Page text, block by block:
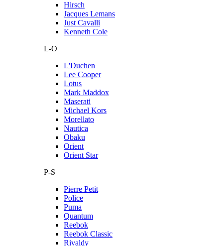
Hirsch
Jacques Lemans
Just Cavalli
Kenneth Cole
L-O
L'Duchen
Lee Cooper
Lotus
Mark Maddox
Maserati
Michael Kors
Morellato
Nautica
Obaku
Orient
Orient Star
P-S
Pierre Petit
Police
Puma
Quantum
Reebok
Reebok Classic
Rivaldy